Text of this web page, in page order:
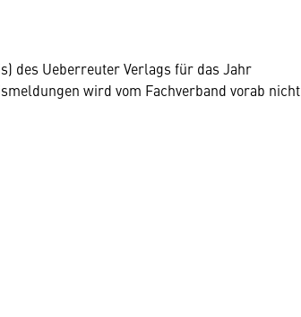
des Ueberreuter Verlags für das Jahr
wird vom Fachverband vorab nicht